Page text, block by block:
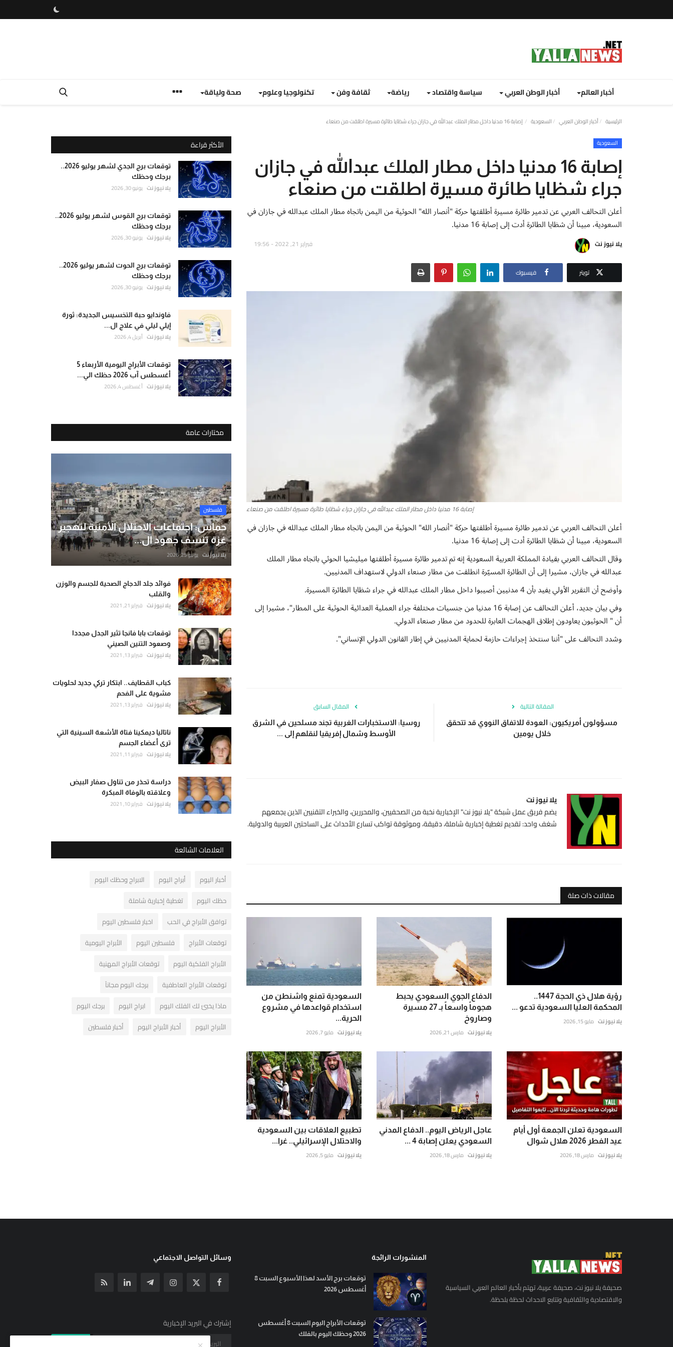
أخبار العالم أخبار الوطن العربي سياسة واقتصاد رياضة ثقافة وفن تكنولوجيا وعلوم صحة ولياقة
الرئيسية أخبار الوطن العربي السعودية إصابة 16 مدنيا داخل مطار الملك عبدالله في جازان جراء شظايا طائرة مسيرة اطلقت من صنعاء
السعودية
إصابة 16 مدنيا داخل مطار الملك عبدالله في جازان
جراء شظايا طائرة مسيرة اطلقت من صنعاء
أعلن التحالف العربي عن تدمير طائرة مسيرة أطلقتها حركة "أنصار الله" الحوثية من اليمن باتجاه مطار الملك عبدالله في جازان في
السعودية، مبينا أن شظايا الطائرة أدت إلى إصابة 16 مدنيا.
يلا نيوز نت فبراير 21, 2022 - 19:56
تويتر فيسبوك
إصابة 16 مدنيا داخل مطار الملك عبدالله في جازان جراء شظايا طائرة مسيرة اطلقت من صنعاء
أعلن التحالف العربي عن تدمير طائرة مسيرة أطلقتها حركة "أنصار الله" الحوثية من اليمن باتجاه مطار الملك عبدالله في جازان في
السعودية، مبينا أن شظايا الطائرة أدت إلى إصابة 16 مدنيا.
وقال التحالف العربي بقيادة المملكة العربية السعودية إنه تم تدمير طائرة مسيرة أطلقتها ميليشيا الحوثي باتجاه مطار الملك
عبدالله في جازان، مشيرا إلى أن الطائرة المسيّرة انطلقت من مطار صنعاء الدولي لاستهداف المدنيين.
وأوضح أن التقرير الأولي يفيد بأن 4 مدنيين أصيبوا داخل مطار الملك عبدالله في جراء شظايا الطائرة المسيرة.
وفي بيان جديد، أعلن التحالف عن إصابة 16 مدنيا من جنسيات مختلفة جراء العملية العدائية الحوثية على المطار"، مشيرا إلى
أن " الحوثيون يعاودون إطلاق الهجمات العابرة للحدود من مطار صنعاء الدولي.
وشدد التحالف على "أننا سنتخذ إجراءات حازمة لحماية المدنيين في إطار القانون الدولي الإنساني".
المقال السابق
روسيا: الاستخبارات الغربية تجند مسلحين في الشرق
الأوسط وشمال إفريقيا لنقلهم إلى ...
المقالة التالية
مسؤولون أمريكيون: العودة للاتفاق النووي قد تتحقق
خلال يومين
يلا نيوز نت
يضم فريق عمل شبكة "يلا نيوز نت" الإخبارية نخبة من الصحفيين، والمحررين، والخبراء التقنيين الذين يجمعهم
شغف واحد: تقديم تغطية إخبارية شاملة، دقيقة، وموثوقة تواكب تسارع الأحداث على الساحتين العربية والدولية.
مقالات ذات صلة
رؤية هلال ذي الحجة 1447..
المحكمة العليا السعودية تدعو ...
يلا نيوز نت مايو 15, 2026
الدفاع الجوي السعودي يحبط
هجوماً واسعاً بـ 27 مسيرة
وصاروخ
يلا نيوز نت مارس 21, 2026
السعودية تمنع واشنطن من
استخدام قواعدها في مشروع
الحرية...
يلا نيوز نت مايو 7, 2026
السعودية تعلن الجمعة أول أيام
عيد الفطر 2026 هلال شوال
يلا نيوز نت مارس 18, 2026
عاجل الرياض اليوم.. الدفاع المدني
السعودي يعلن إصابة 4 ...
يلا نيوز نت مارس 18, 2026
تطبيع العلاقات بين السعودية
والاحتلال الإسرائيلي.. غرا...
يلا نيوز نت مايو 5, 2026
الأكثر قراءة
توقعات برج الجدي لشهر يوليو 2026..
برجك وحظك
يلا نيوز نت يونيو 30, 2026
توقعات برج القوس لشهر يوليو 2026..
برجك وحظك
يلا نيوز نت يونيو 30, 2026
توقعات برج الحوت لشهر يوليو 2026..
برجك وحظك
يلا نيوز نت يونيو 30, 2026
فاوندايو حبة التخسيس الجديدة: ثورة
إيلي ليلي في علاج ال...
يلا نيوز نت أبريل 4, 2026
توقعات الأبراج اليومية الأربعاء 5
أغسطس آب 2026 حظك الي...
يلا نيوز نت أغسطس 4, 2026
مختارات عامة
فلسطين
حماس: اجتماعات الاحتلال الأمنية لتهجير
غزة تنسف جهود ال...
يلا نيوز نت يونيو 25, 2026
فوائد جلد الدجاج الصحية للجسم والوزن
والقلب
يلا نيوز نت فبراير 21, 2021
توقعات بابا فانجا تثير الجدل مجددا
وصعود التنين الصيني
يلا نيوز نت فبراير 13, 2021
كباب القطايف.. ابتكار تركي جديد لحلويات
مشوية على الفحم
يلا نيوز نت فبراير 13, 2021
ناتاليا ديمكينا فتاة الأشعة السينية التي
ترى أعضاء الجسم
يلا نيوز نت فبراير 11, 2021
دراسة تحذر من تناول صفار البيض
وعلاقته بالوفاة المبكرة
يلا نيوز نت فبراير 10, 2021
العلامات الشائعة
أخبار اليوم أبراج اليوم
الابراج وحظك اليوم
حظك اليوم
تغطية إخبارية شاملة
توافق الأبراج في الحب
اخبار فلسطين اليوم
توقعات الأبراج
فلسطين اليوم
الأبراج اليومية
الأبراج الفلكية اليوم
توقعات الأبراج المهنية
توقعات الأبراج العاطفية
برجك اليوم مجاناً
ماذا يخبئ لك الفلك اليوم
ابراج اليوم
برجك اليوم
الأبراج اليوم
أخبار الأبراج اليوم أخبار فلسطين
صحيفة يلا نيوز نت، صحيفة عربية، تهتم بأخبار العالم العربي السياسية
والاقتصادية والثقافية وتتابع الاحداث لحظة بلحظة.
المنشورات الرائجة
توقعات برج الأسد لهذا الأسبوع السبت 8
أغسطس 2026
توقعات الأبراج اليوم السبت 8 أغسطس
2026 وحظك اليوم بالفلك
وسائل التواصل الاجتماعي
إشترك في البريد الإخبارية